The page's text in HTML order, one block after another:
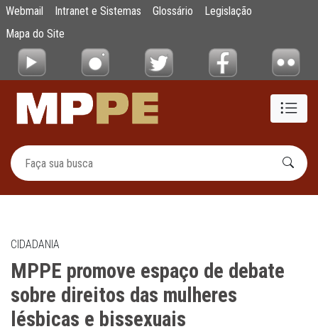
Pular para o Conteúdo principal
MPPE promove espaço de debate sobre
Webmail Intranet e Sistemas Glossário
Legislação
Mapa do Site
CIDADANIA
MPPE promove espaço de debate
sobre direitos das mulheres
lésbicas e bissexuais